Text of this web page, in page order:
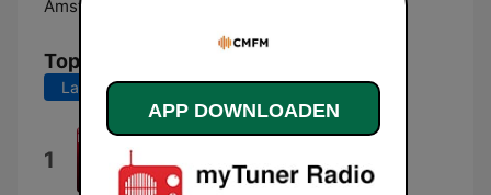
Amsterdam:
Top nummers
Laatste 7 dagen Laatste 30 dagen
1 MarryMarv
APP DOWNLOADEN